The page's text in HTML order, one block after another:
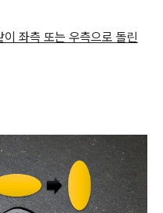
좌측 또는 우측으로 돌린